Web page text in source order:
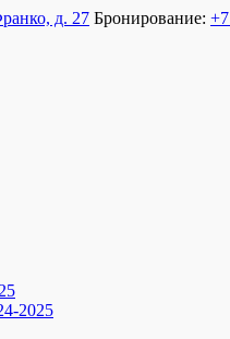
д. 27 Бронирование:
Гостиница у моря в
2025